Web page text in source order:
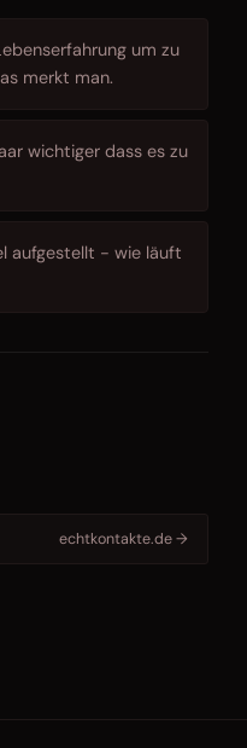
um zu
merkt man.
wichtiger dass es zu
aufgestellt - wie läuft
echtkontakte.de →